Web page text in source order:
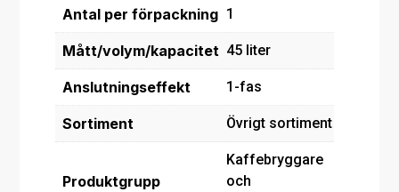
Antal per förpackning 1
Mått/volym/kapacitet 45 liter
Anslutningseffekt 1-fas
Sortiment Övrigt sortiment
Produktgrupp
Kaffebryggare
och